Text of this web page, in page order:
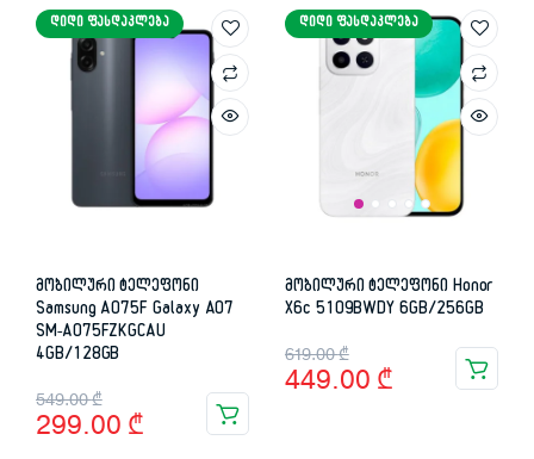
719.00 ₾.
539.00 ₾.
1,299.00 ₾.
999.00 ₾.
ᲓᲘᲓᲘ ᲤᲐᲡᲓᲐᲙᲚᲔᲑᲐ
მობილური ტელეფონი
Samsung A075F Galaxy A07
SM-A075FZKGCAU
4GB/128GB
549.00₾
Original
price
299.00 ₾
Current
price
ᲓᲘᲓᲘ ᲤᲐᲡᲓᲐᲙᲚᲔᲑᲐ
მობილური ტელეფონი Honor
X6c 5109BWDY 6GB/256GB
619.00₾
Original
price
449.00 ₾
Current
price